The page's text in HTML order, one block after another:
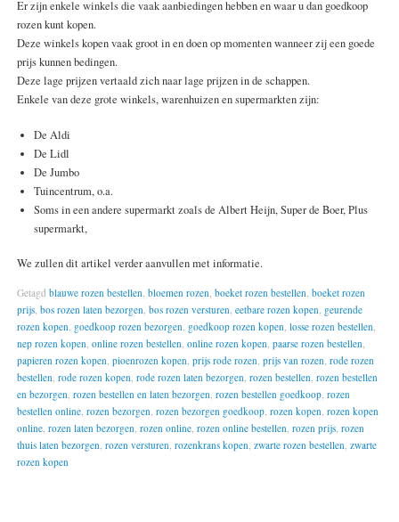
Er zijn enkele winkels die vaak aanbiedingen hebben en waar u dan goedkoop
rozen kunt kopen.
Deze winkels kopen vaak groot in en doen op momenten wanneer zij een goede
prijs kunnen bedingen.
Deze lage prijzen vertaald zich naar lage prijzen in de schappen.
Enkele van deze grote winkels, warenhuizen en supermarkten zijn:
De Aldi
De Lidl
De Jumbo
Tuincentrum, o.a.
Soms in een andere supermarkt zoals de Albert Heijn, Super de Boer, Plus
supermarkt,
We zullen dit artikel verder aanvullen met informatie.
Getagd blauwe rozen bestellen, bloemen rozen, boeket rozen bestellen, boeket rozen
prijs, bos rozen laten bezorgen, bos rozen versturen, eetbare rozen kopen, geurende
rozen kopen, goedkoop rozen bezorgen, goedkoop rozen kopen, losse rozen bestellen,
nep rozen kopen, online rozen bestellen, online rozen kopen, paarse rozen bestellen,
papieren rozen kopen, pioenrozen kopen, prijs rode rozen, prijs van rozen, rode rozen
bestellen, rode rozen kopen, rode rozen laten bezorgen, rozen bestellen, rozen bestellen
en bezorgen, rozen bestellen en laten bezorgen, rozen bestellen goedkoop, rozen
bestellen online, rozen bezorgen, rozen bezorgen goedkoop, rozen kopen, rozen kopen
online, rozen laten bezorgen, rozen online, rozen online bestellen, rozen prijs, rozen
thuis laten bezorgen, rozen versturen, rozenkrans kopen, zwarte rozen bestellen, zwarte
rozen kopen